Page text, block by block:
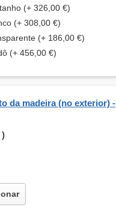
(+ 326,00 €)
(+ 308,00 €)
(+ 186,00 €)
(+ 456,00 €)
da madeira (no exterior) -
)